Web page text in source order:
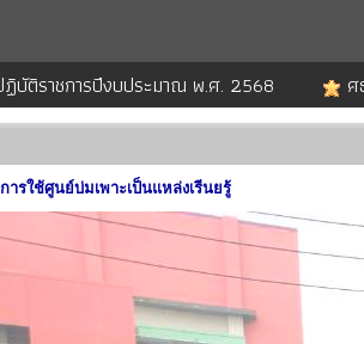
บัติราชการปีงบประมาณ พ.ศ. 2568
การใช้ศูนย์บ่มเพาะเป็นแหล่งเรีนยรู้